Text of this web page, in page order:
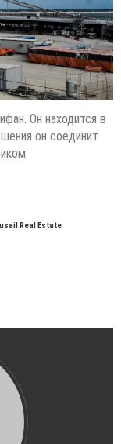
Он находится в
он соединит
Real Estate